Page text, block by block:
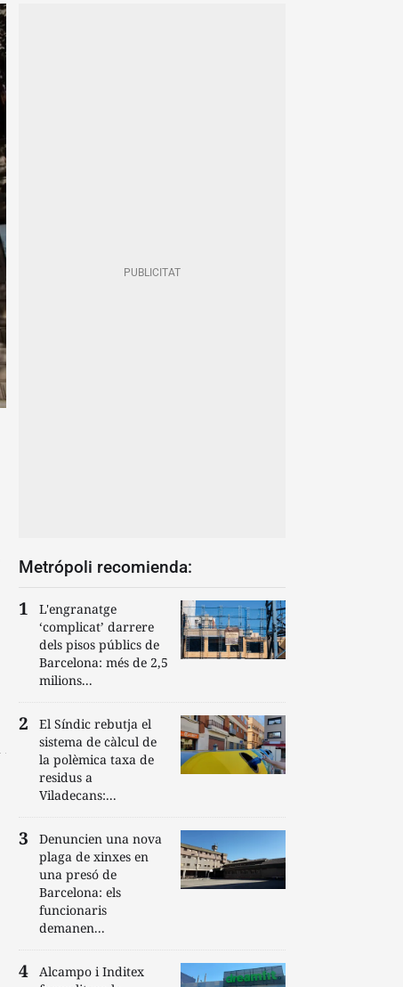
Metrópoli recomienda:
L'engranatge
‘complicat’ darrere
dels pisos públics de
Barcelona: més de 2,5
milions...
El Síndic rebutja el
sistema de càlcul de
la polèmica taxa de
residus a
Viladecans:...
Denuncien una nova
plaga de xinxes en
una presó de
Barcelona: els
funcionaris
demanen...
Alcampo i Inditex